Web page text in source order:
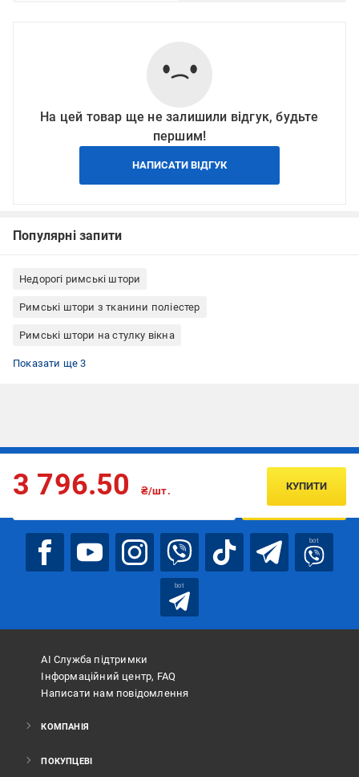
На цей товар ще не залишили відгук, будьте
першим!
НАПИСАТИ ВІДГУК
Популярні запити
Недорогі римські штори
Римські штори з тканини поліестер
Римські штори на стулку вікна
Римські штори кріплення до стелі
Римські штори кріплення до стіни
Римські штори Rollotex
Показати ще 3
3 796.50 ₴/шт. КУПИТИ
Підписуйтесь, щоб дізнаватись першим про акції та пропозиції
ПІДПИСАТИСЯ
bot
bot
АІ Служба підтримки
Інформаційний центр, FAQ
Написати нам повідомлення
КОМПАНІЯ
ПОКУПЦЕВІ